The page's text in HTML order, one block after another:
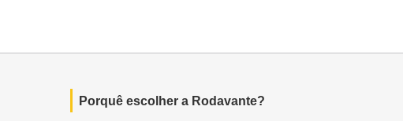
Porquê escolher a Rodavante?